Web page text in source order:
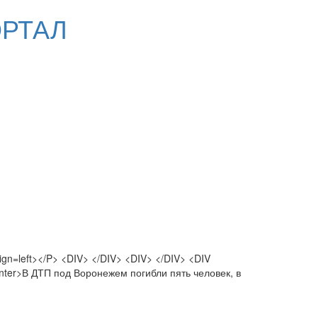
P> <DIV> </DIV> <DIV> </DIV> <DIV
ДТП под Воронежем погибли пять человек, в